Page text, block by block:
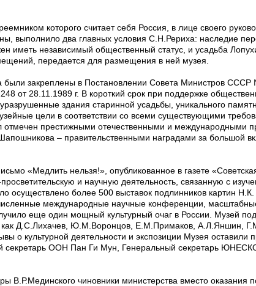
которого считает себя Россия, в лице своего
выполнило два главных условия С.Н.Рериха: наследие
иметь независимый общественный статус, и усадьба
передается для размещения в ней музея.
были закреплены в Постановлении Совета Министров СССР
от 28.11.1989 г. В короткий срок при поддержке
здания старинной усадьбы, уникального
цели в соответствии со всеми существующими
престижными отечественными и международными
– правительственными наградами за большой
«Медлить нельзя!», опубликованное в газете
и научную деятельность, связанную с
осуществлено более 500 выставок подлинников картин
международные научные конференции,
еще один мощный культурный очаг в России. Музей
как Д.С.Лихачев, Ю.М.Воронцов, Е.М.Примаков, А.Л.Яншин,
о культурной деятельности и экспозиции Музея оставили
ООН Пан Ги Мун, Генеральный секретарь
В.Р.Мединского чиновники министерства вместо